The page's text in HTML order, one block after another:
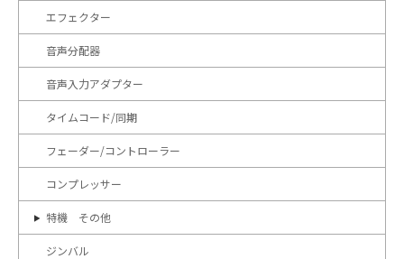
エフェクター
音声分配器
音声入力アダプター
タイムコード/同期
フェーダー/コントローラー
コンプレッサー
特機 その他
ジンバル